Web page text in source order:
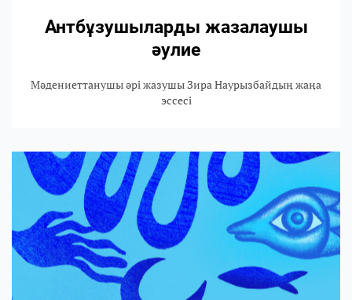
Антбұзушыларды жазалаушы
әулие
Мәдениеттанушы әрі жазушы Зира Наурызбайдың жаңа
эссесі